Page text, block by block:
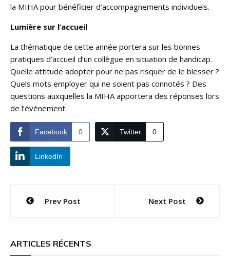
la MIHA pour bénéficier d’accompagnements individuels.
Lumière sur l’accueil
La thématique de cette année portera sur les bonnes
pratiques d’accueil d’un collègue en situation de handicap.
Quelle attitude adopter pour ne pas risquer de le blesser ?
Quels mots employer qui ne soient pas connotés ? Des
questions auxquelles la MIHA apportera des réponses lors
de l’événement.
Facebook 0 Twitter 0
LinkedIn
Navigation
l’article
Prev Post Next Post
ARTICLES RÉCENTS